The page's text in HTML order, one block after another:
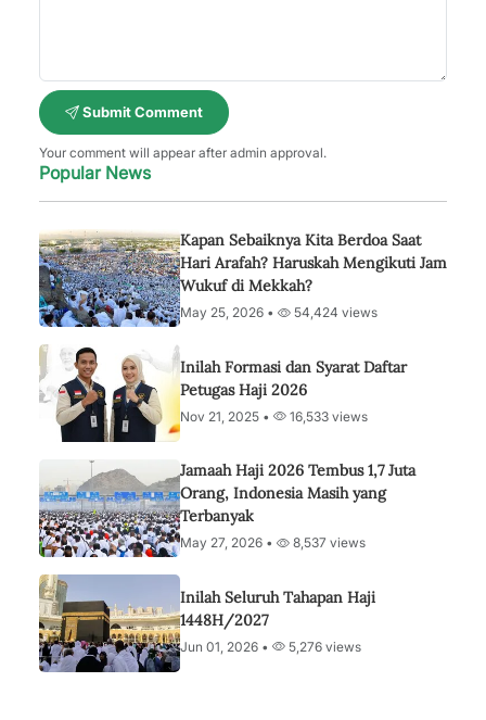
Submit Comment
Your comment will appear after admin approval.
Popular News
Kapan Sebaiknya Kita Berdoa Saat
Hari Arafah? Haruskah Mengikuti Jam
Wukuf di Mekkah?
May 25, 2026 • 54,424 views
Inilah Formasi dan Syarat Daftar
Petugas Haji 2026
Nov 21, 2025 • 16,533 views
Jamaah Haji 2026 Tembus 1,7 Juta
Orang, Indonesia Masih yang
Terbanyak
May 27, 2026 • 8,537 views
Inilah Seluruh Tahapan Haji
1448H/2027
Jun 01, 2026 • 5,276 views